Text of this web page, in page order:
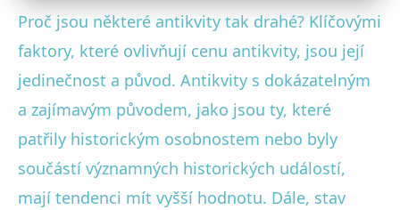
Proč jsou některé antikvity tak drahé? Klíčovými
faktory, které ovlivňují cenu antikvity, jsou její
jedinečnost a původ. Antikvity s dokázatelným
a zajímavým původem, jako jsou ty, které
patřily historickým osobnostem nebo byly
součástí významných historických událostí,
mají tendenci mít vyšší hodnotu. Dále, stav